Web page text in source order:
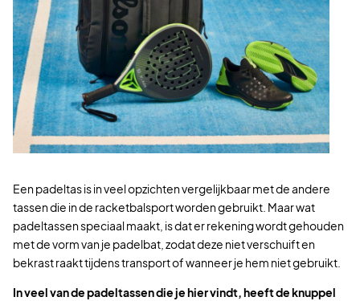
Een padeltas is in veel opzichten vergelijkbaar met de andere
tassen die in de racketbalsport worden gebruikt. Maar wat
padeltassen speciaal maakt, is dat er rekening wordt gehouden
met de vorm van je padelbat, zodat deze niet verschuift en
bekrast raakt tijdens transport of wanneer je hem niet gebruikt.
In veel van de padeltassen die je hier vindt, heeft de knuppel